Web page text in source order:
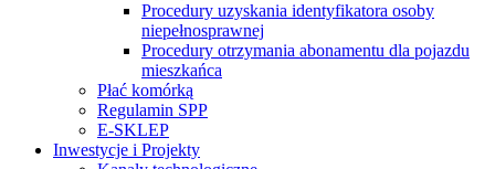
Procedury uzyskania identyfikatora osoby
niepełnosprawnej
Procedury otrzymania abonamentu dla pojazdu
mieszkańca
Płać komórką
Regulamin SPP
E-SKLEP
Inwestycje i Projekty